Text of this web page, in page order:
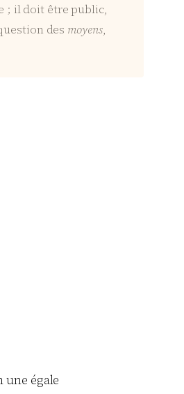
; il doit être public,
des moyens,
une égale